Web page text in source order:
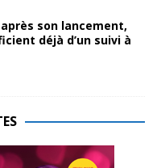
son lancement,
déjà d’un suivi à